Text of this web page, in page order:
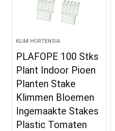
KLIM HORTENSIA
PLAFOPE 100 Stks
Plant Indoor Pioen
Planten Stake
Klimmen Bloemen
Ingemaakte Stakes
Plastic Tomaten